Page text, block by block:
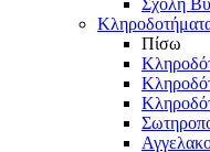
Πίσω